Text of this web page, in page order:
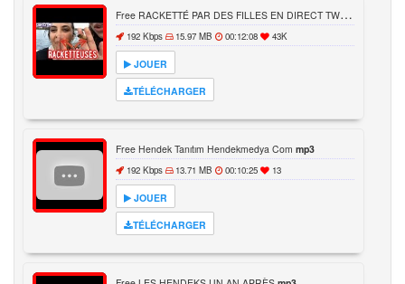
F
ree RACKETTÉ PAR DES FILLES EN DIRECT TWITCH FRANÇAIS
192 Kbps 15.97 MB 00:12:08 43K
JOUER
TÉLÉCHARGER
Free Hendek Tanıtım Hendekmedya Com mp3
192 Kbps 13.71 MB 00:10:25 13
JOUER
TÉLÉCHARGER